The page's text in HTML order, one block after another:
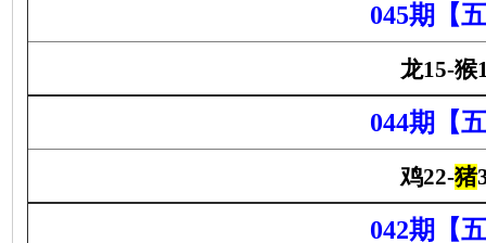
045期【
龙15-猴
044期【
鸡22-猪
042期【